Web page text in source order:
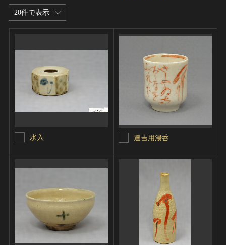
20件で表示
水入 達吉用湯呑